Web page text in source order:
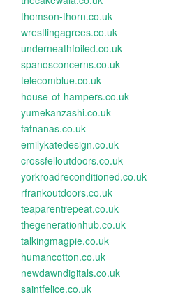
thomson-thorn.co.uk
wrestlingagrees.co.uk
underneathfoiled.co.uk
spanosconcerns.co.uk
telecomblue.co.uk
house-of-hampers.co.uk
yumekanzashi.co.uk
fatnanas.co.uk
emilykatedesign.co.uk
crossfelloutdoors.co.uk
yorkroadreconditioned.co.uk
rfrankoutdoors.co.uk
teaparentrepeat.co.uk
thegenerationhub.co.uk
talkingmagpie.co.uk
humancotton.co.uk
newdawndigitals.co.uk
saintfelice.co.uk